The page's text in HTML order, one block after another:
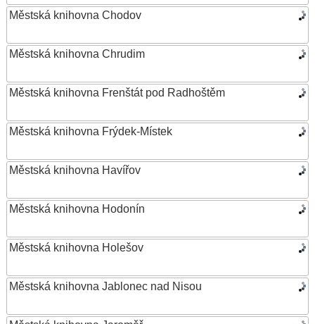
Městská knihovna Chodov
Městská knihovna Chrudim
Městská knihovna Frenštát pod Radhoštěm
Městská knihovna Frýdek-Místek
Městská knihovna Havířov
Městská knihovna Hodonín
Městská knihovna Holešov
Městská knihovna Jablonec nad Nisou